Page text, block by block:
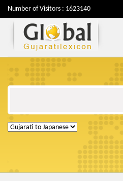
Number of Visitors : 1623140